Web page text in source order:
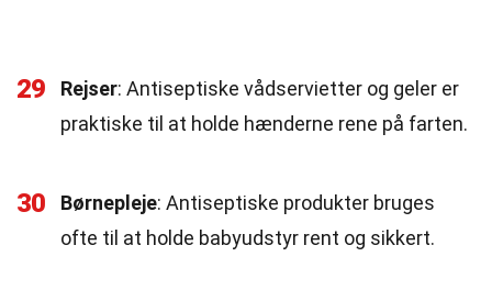
29 Rejser: Antiseptiske vådservietter og geler er
praktiske til at holde hænderne rene på farten.
30 Børnepleje: Antiseptiske produkter bruges
ofte til at holde babyudstyr rent og sikkert.